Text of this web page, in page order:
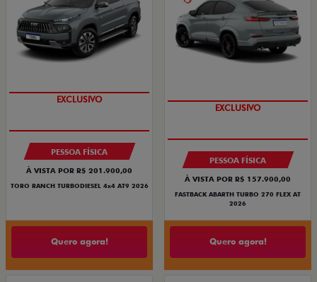
COM USADO NA TROCA
PESSOA FÍSICA
À VISTA POR R$ 201.900,00
TORO RANCH TURBODIESEL 4x4 AT9 2026
Quero agora!
COM SEU USADO NA TROCA
PESSOA FÍSICA
À VISTA POR R$ 157.900,00
FASTBACK ABARTH TURBO 270 FLEX AT
2026
Quero agora!